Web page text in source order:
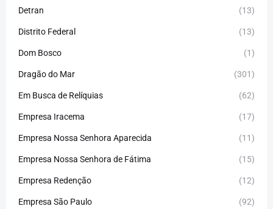
Detran (13)
Distrito Federal (13)
Dom Bosco (1)
Dragão do Mar (301)
Em Busca de Relíquias (62)
Empresa Iracema (17)
Empresa Nossa Senhora Aparecida (11)
Empresa Nossa Senhora de Fátima (15)
Empresa Redenção (12)
Empresa São Paulo (92)